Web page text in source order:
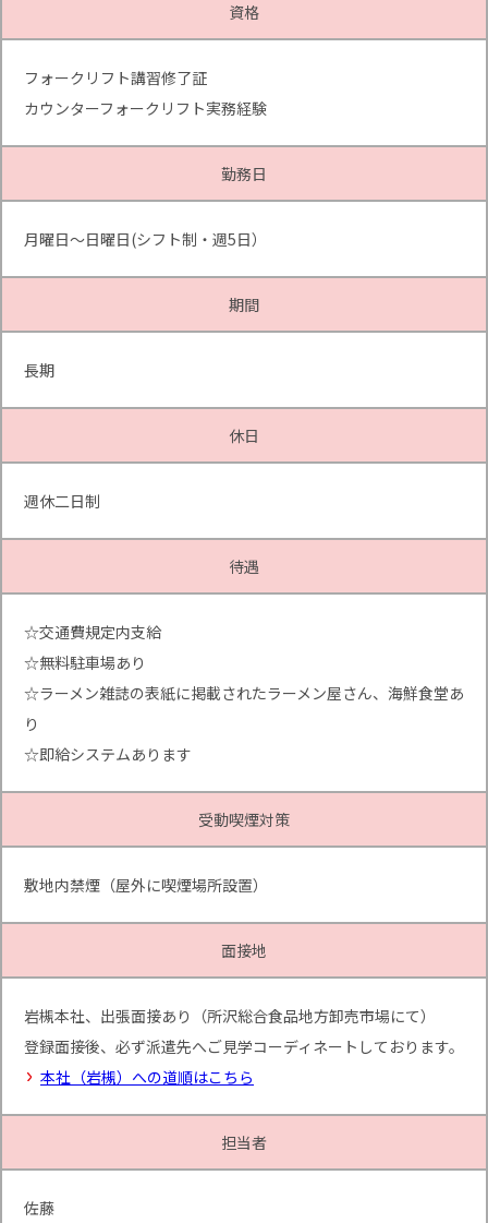
資格
フォークリフト講習修了証
カウンターフォークリフト実務経験
勤務日
月曜日〜日曜日(シフト制・週5日）
期間
長期
休日
週休二日制
待遇
☆交通費規定内支給
☆無料駐車場あり
☆ラーメン雑誌の表紙に掲載されたラーメン屋さん、海鮮食堂あ
り
☆即給システムあります
受動喫煙対策
敷地内禁煙（屋外に喫煙場所設置）
面接地
岩槻本社、出張面接あり（所沢総合食品地方卸売市場にて）
登録面接後、必ず派遣先へご見学コーディネートしております。
本社（岩槻）への道順はこちら
担当者
佐藤